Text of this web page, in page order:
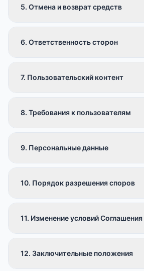
5. Отмена и возврат средств
6. Ответственность сторон
7. Пользовательский контент
8. Требования к пользователям
9. Персональные данные
10. Порядок разрешения споров
11. Изменение условий Соглашения
12. Заключительные положения